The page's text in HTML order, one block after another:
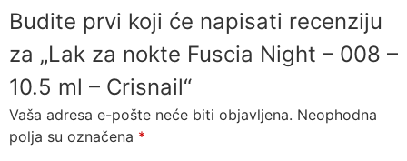
Budite prvi koji će napisati recenziju
za „Lak za nokte Fuscia Night – 008 –
10.5 ml – Crisnail“
Vaša adresa e-pošte neće biti objavljena. Neophodna
polja su označena *